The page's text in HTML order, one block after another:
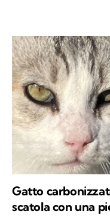
Gatto
scatola con una